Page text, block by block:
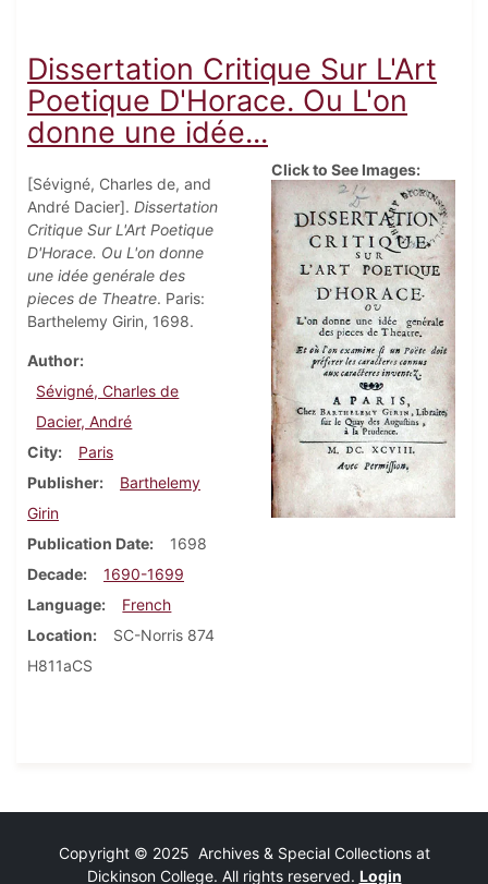
Dissertation Critique Sur L'Art
Poetique D'Horace. Ou L'on
donne une idée...
[Sévigné, Charles de, and
André Dacier]. Dissertation
Critique Sur L'Art Poetique
D'Horace. Ou L'on donne
une idée genérale des
pieces de Theatre. Paris:
Barthelemy Girin, 1698.
Author
Sévigné, Charles de
Dacier, André
City
Paris
Publisher
Barthelemy
Girin
Publication Date
1698
Decade
1690-1699
Language
French
Location
SC-Norris 874
H811aCS
Click to See Images:
Copyright © 2025 Archives & Special Collections at
Dickinson College. All rights reserved. Login